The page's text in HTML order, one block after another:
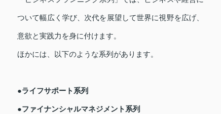
ついて幅広く学び、次代を展望して世界に視野を広げ、
意欲と実践力を身に付けます。
ほかには、以下のような系列があります。
●ライフサポート系列
●ファイナンシャルマネジメント系列